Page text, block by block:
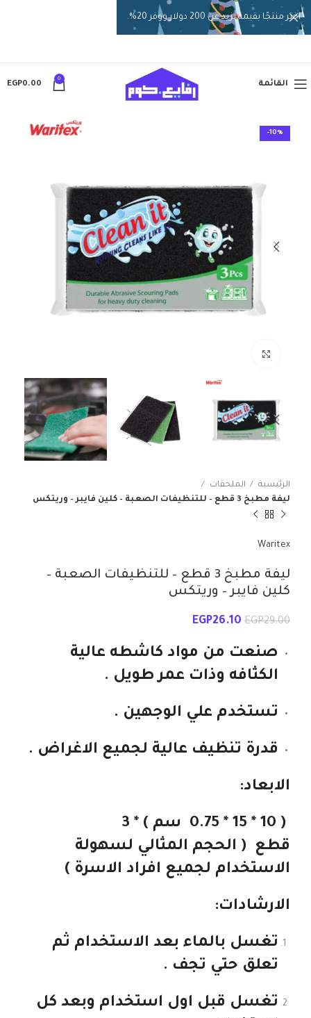
القائمة
0
EGP0.00
-10%
الرئيسية
الملحقات
ليفة مطبخ 3 قطع – للتنظيفات الصعبة – كلين فايبر – وريتكس
Waritex
ليفة مطبخ 3 قطع – للتنظيفات الصعبة –
كلين فايبر – وريتكس
EGP29.00
EGP26.10
صنعت من مواد كاشطه عالية
الكثافه وذات عمر طويل .
تستخدم علي الوجهين .
قدرة تنظيف عالية لجميع الاغراض .
الابعاد:
( 10 * 15 * 0.75 سم ) * 3
قطع
( الحجم المثالي لسهولة
الاستخدام لجميع افراد الاسرة )
الارشادات:
تغسل بالماء بعد الاستخدام ثم
تعلق حتي تجف .
تغسل قبل اول استخدام وبعد كل
اختر منتجًا بقيمة تزيد عن 200 دولار ووفر 20%.